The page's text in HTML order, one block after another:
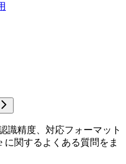
識精度、対応フォーマット
に関するよくある質問をま